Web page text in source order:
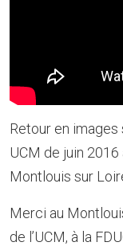
Retour en images
UCM de juin
Montlouis sur
Merci au
de l’UCM, à la